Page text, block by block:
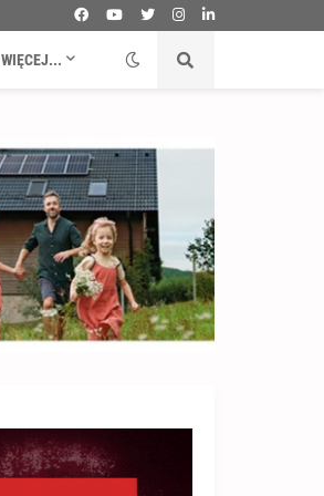
WIĘCEJ...